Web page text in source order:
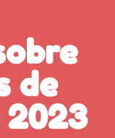
de